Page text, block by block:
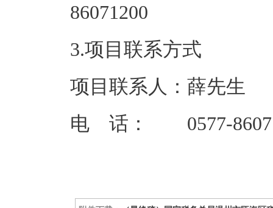
3.项目联系方式
项目联系人：薛先生
电 话： 0577-